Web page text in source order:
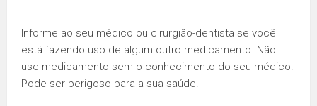
Informe ao seu médico ou cirurgião-dentista se você
está fazendo uso de algum outro medicamento. Não
use medicamento sem o conhecimento do seu médico.
Pode ser perigoso para a sua saúde.